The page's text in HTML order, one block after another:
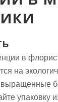
в
на
выращенные
упаковку